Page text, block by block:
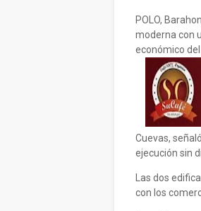
POLO,
moderna con
económico
Cuevas,
ejecución sin
Las dos
con los